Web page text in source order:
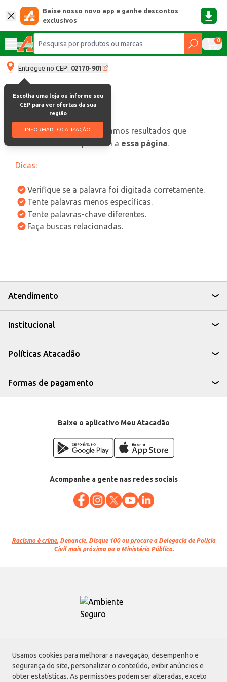
Usamos cookies para melhorar a navegação, desempenho e
segurança do site, personalizar o conteúdo, exibir anúncios e
obter estatísticas. As permissões podem ser alteradas, exceto
Baixe nosso novo app e ganhe descontos
exclusivos
0
Entregue no CEP: 02170-901
Escolha uma loja ou informe seu
CEP para ver ofertas da sua
região
INFORMAR LOCALIZAÇÃO
oops, não encontramos resultados que
correspondam a essa página.
Dicas:
Verifique se a palavra foi digitada corretamente.
Tente palavras menos específicas.
Tente palavras-chave diferentes.
Faça buscas relacionadas.
Atendimento
Institucional
Políticas Atacadão
Formas de pagamento
Baixe o aplicativo Meu Atacadão
Acompanhe a gente nas redes sociais
Racismo é crime. Denuncie. Disque 100 ou procure a Delegacia de Polícia
Civil mais próxima ou o Ministério Público.
Atacadão S.A.
Avenida Morvan Dias de Figueiredo, 6169, Vila Maria, São Paulo - SP | CEP
02170-901 | CNPJ: 75.315.333/0001-09